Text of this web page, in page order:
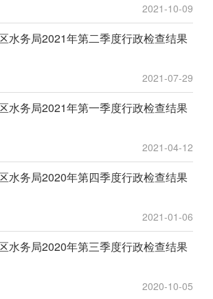
2021-10-09
水务局2021年第二季度行政检查结果
2021-07-29
水务局2021年第一季度行政检查结果
2021-04-12
水务局2020年第四季度行政检查结果
2021-01-06
水务局2020年第三季度行政检查结果
2020-10-05